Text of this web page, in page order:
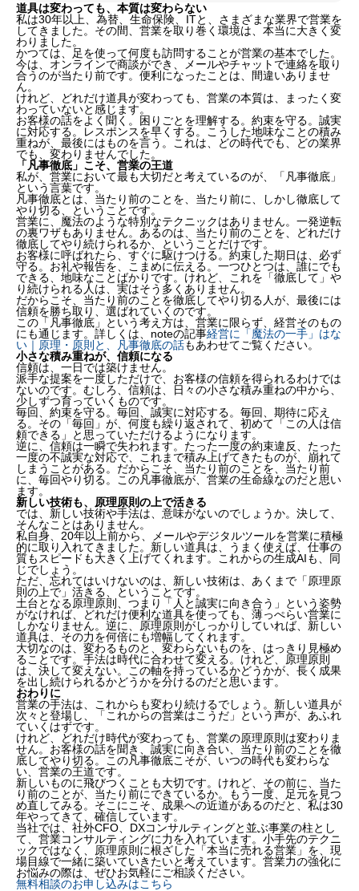
道具は変わっても、本質は変わらない
私は30年以上、為替、生命保険、ITと、さまざまな業界で営業を
してきました。その間、営業を取り巻く環境は、本当に大きく変
わりました。
かつては、足を使って何度も訪問することが営業の基本でした。
今は、オンラインで商談ができ、メールやチャットで連絡を取り
合うのが当たり前です。便利になったことは、間違いありませ
ん。
けれど、どれだけ道具が変わっても、営業の本質は、まったく変
わっていないと感じます。
お客様の話をよく聞く。困りごとを理解する。約束を守る。誠実
に対応する。レスポンスを早くする。こうした地味なことの積み
重ねが、最後にはものを言う。これは、どの時代でも、どの業界
でも、変わりませんでした。
「凡事徹底」こそ、営業の王道
私が、営業において最も大切だと考えているのが、「凡事徹底」
という言葉です。
凡事徹底とは、当たり前のことを、当たり前に、しかし徹底して
やり切る、ということです。
営業に、魔法のような特別なテクニックはありません。一発逆転
の裏ワザもありません。あるのは、当たり前のことを、どれだけ
徹底してやり続けられるか、ということだけです。
お客様に呼ばれたら、すぐに駆けつける。約束した期日は、必ず
守る。お礼や報告を、こまめに伝える。一つひとつは、誰にでも
できる、地味なことばかりです。けれど、これを「徹底して」や
り続けられる人は、実はそう多くありません。
だからこそ、当たり前のことを徹底してやり切る人が、最後には
信頼を勝ち取り、選ばれていくのです。
この「凡事徹底」という考え方は、営業に限らず、経営そのもの
にも通じます。詳しくは、noteの記事経営に「魔法の一手」はな
い｜原理・原則と、凡事徹底の話もあわせてご覧ください。
小さな積み重ねが、信頼になる
信頼は、一日では築けません。
派手な提案を一度しただけで、お客様の信頼を得られるわけでは
ないのです。むしろ、信頼は、日々の小さな積み重ねの中から、
少しずつ育っていくものです。
毎回、約束を守る。毎回、誠実に対応する。毎回、期待に応え
る。その「毎回」が、何度も繰り返されて、初めて「この人は信
頼できる」と思っていただけるようになります。
逆に、信頼は一瞬で失われます。たった一度の約束違反、たった
一度の不誠実な対応で、これまで積み上げてきたものが、崩れて
しまうことがある。だからこそ、当たり前のことを、当たり前
に、毎回やり切る。この凡事徹底が、営業の生命線なのだと思い
ます。
新しい技術も、原理原則の上で活きる
では、新しい技術や手法は、意味がないのでしょうか。決して、
そんなことはありません。
私自身、20年以上前から、メールやデジタルツールを営業に積極
的に取り入れてきました。新しい道具は、うまく使えば、仕事の
質もスピードも大きく上げてくれます。これからの生成AIも、同
じでしょう。
ただ、忘れてはいけないのは、新しい技術は、あくまで「原理原
則の上で」活きる、ということです。
土台となる原理原則、つまり「人と誠実に向き合う」という姿勢
がなければ、どれだけ便利な道具を使っても、薄っぺらい営業に
しかなりません。逆に、原理原則がしっかりしていれば、新しい
道具は、その力を何倍にも増幅してくれます。
大切なのは、変わるものと、変わらないものを、はっきり見極め
ることです。手法は時代に合わせて変える。けれど、原理原則
は、決して変えない。この軸を持っているかどうかが、長く成果
を出し続けられるかどうかを分けるのだと思います。
おわりに
営業の手法は、これからも変わり続けるでしょう。新しい道具が
次々と登場し、「これからの営業はこうだ」という声が、あふれ
ていくはずです。
けれど、どれだけ時代が変わっても、営業の原理原則は変わりま
せん。お客様の話を聞き、誠実に向き合い、当たり前のことを徹
底してやり切る。この凡事徹底こそが、いつの時代も変わらな
い、営業の王道です。
新しいものに飛びつくことも大切です。けれど、その前に、当た
り前のことが、当たり前にできているか。もう一度、足元を見つ
め直してみる。そこにこそ、成果への近道があるのだと、私は30
年やってきて、確信しています。
当社では、社外CFO、DXコンサルティングと並ぶ事業の柱とし
て、営業コンサルティングに力を入れています。小手先のテクニ
ックではなく、原理原則に根ざした「本当に売れる営業」を、現
場目線で一緒に築いていきたいと考えています。営業力の強化に
お悩みの際は、ぜひお気軽にご相談ください。
無料相談のお申し込みはこちら
道具は変わっても、本質は変わらない
「凡事徹底」こそ、営業の王道
小さな積み重ねが、信頼になる
新しい技術も、原理原則の上で活きる
おわりに